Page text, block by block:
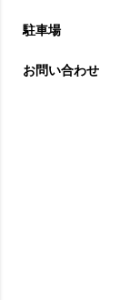
駐車場
お問い合わせ